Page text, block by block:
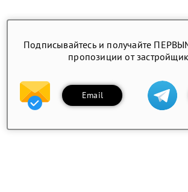
Подписывайтесь и получайте
пропозиции от
Email